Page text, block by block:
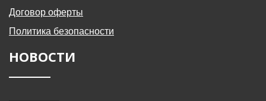
Договор оферты
Политика безопасности
НОВОСТИ